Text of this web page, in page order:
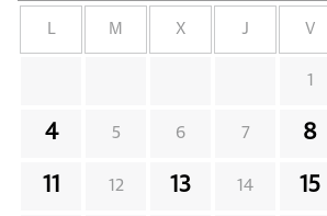
L M X J V
1
4 5 6 7 8
11 12 13 14 15